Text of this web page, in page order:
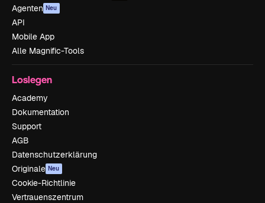
Agenten Neu
API
Mobile App
Alle Magnific-Tools
Loslegen
Academy
Dokumentation
Support
AGB
Datenschutzerklärung
Originale Neu
Cookie-Richtlinie
Vertrauenszentrum